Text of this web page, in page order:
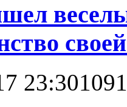
23:30